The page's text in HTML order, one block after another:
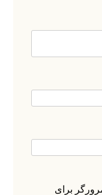
برای